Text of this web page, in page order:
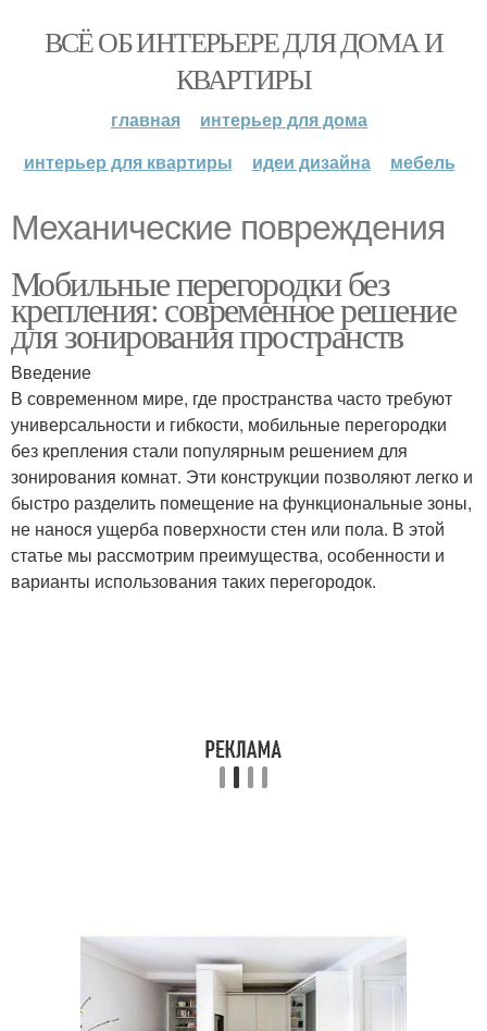
ВСЁ ОБ ИНТЕРЬЕРЕ ДЛЯ ДОМА И
КВАРТИРЫ
главная
интерьер для дома
интерьер для квартиры
идеи дизайна мебель
Механические повреждения
Мобильные перегородки без
крепления: современное решение
для зонирования пространств
Введение
В современном мире, где пространства часто требуют
универсальности и гибкости, мобильные перегородки
без крепления стали популярным решением для
зонирования комнат. Эти конструкции позволяют легко и
быстро разделить помещение на функциональные зоны,
не нанося ущерба поверхности стен или пола. В этой
статье мы рассмотрим преимущества, особенности и
варианты использования таких перегородок.